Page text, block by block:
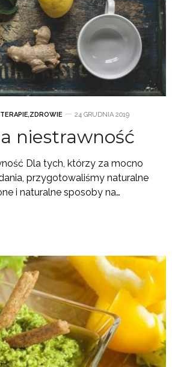
,ZDROWIE 24 GRUDNIA 2019
niestrawność
Dla tych, którzy za mocno
przygotowaliśmy naturalne
i naturalne sposoby na…